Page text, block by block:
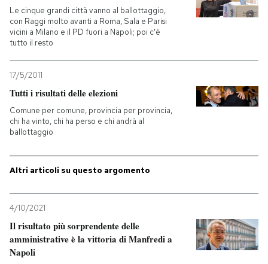
Le cinque grandi città vanno al ballottaggio,
con Raggi molto avanti a Roma, Sala e Parisi
vicini a Milano e il PD fuori a Napoli; poi c'è
tutto il resto
17/5/2011
Tutti i risultati delle elezioni
Comune per comune, provincia per provincia,
chi ha vinto, chi ha perso e chi andrà al
ballottaggio
Altri articoli su questo argomento
4/10/2021
Il risultato più sorprendente delle
amministrative è la vittoria di Manfredi a
Napoli